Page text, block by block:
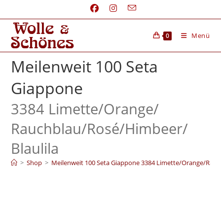
0 Menü
Meilenweit 100 Seta
Giappone
3384 Limette/Orange/
Rauchblau/Rosé/Himbeer/
Blaulila
> Shop > Meilenweit 100 Seta Giappone 3384 Limette/Orange/